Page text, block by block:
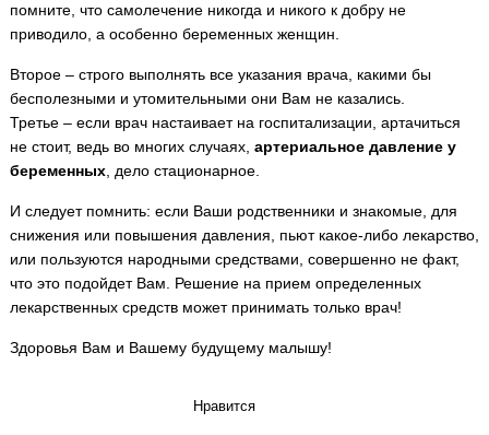
помните, что самолечение никогда и никого к добру не
приводило, а особенно беременных женщин.
Второе – строго выполнять все указания врача, какими бы
бесполезными и утомительными они Вам не казались.
Третье – если врач настаивает на госпитализации, артачиться
не стоит, ведь во многих случаях, артериальное давление у
беременных, дело стационарное.
И следует помнить: если Ваши родственники и знакомые, для
снижения или повышения давления, пьют какое-либо лекарство,
или пользуются народными средствами, совершенно не факт,
что это подойдет Вам. Решение на прием определенных
лекарственных средств может принимать только врач!
Здоровья Вам и Вашему будущему малышу!
Нравится